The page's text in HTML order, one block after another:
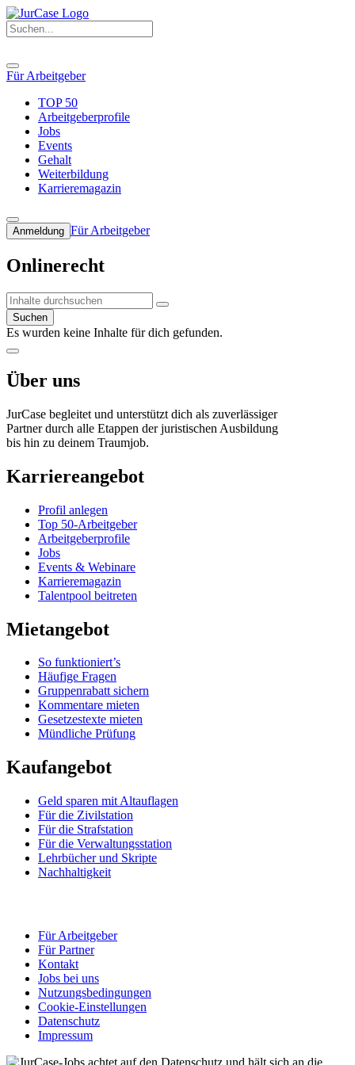
Für Arbeitgeber
TOP 50
Arbeitgeberprofile
Jobs
Events
Gehalt
Weiterbildung
Karrieremagazin
Anmeldung Für Arbeitgeber
Onlinerecht
Suchen
Es wurden keine Inhalte für dich gefunden.
Über uns
JurCase begleitet und unterstützt dich als zuverlässiger
Partner durch alle Etappen der juristischen Ausbildung
bis hin zu deinem Traumjob.
Karriereangebot
Profil anlegen
Top 50-Arbeitgeber
Arbeitgeberprofile
Jobs
Events & Webinare
Karrieremagazin
Talentpool beitreten
Mietangebot
So funktioniert’s
Häufige Fragen
Gruppenrabatt sichern
Kommentare mieten
Gesetzestexte mieten
Mündliche Prüfung
Kaufangebot
Geld sparen mit Altauflagen
Für die Zivilstation
Für die Strafstation
Für die Verwaltungsstation
Lehrbücher und Skripte
Nachhaltigkeit
Für Arbeitgeber
Für Partner
Kontakt
Jobs bei uns
Nutzungsbedingungen
Cookie-Einstellungen
Datenschutz
Impressum